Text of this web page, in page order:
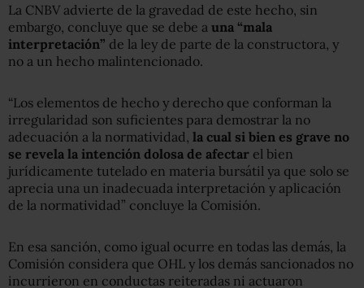
La CNBV advierte de la gravedad de este hecho, sin
embargo, concluye que se debe a una “mala
interpretación” de la ley de parte de la constructora, y
no a un hecho malintencionado.
“Los elementos de hecho y derecho que conforman la
irregularidad son suficientes para demostrar la no
adecuación a la normatividad, la cual si bien es grave no
se revela la intención dolosa de afectar el bien
jurídicamente tutelado en materia bursátil ya que solo se
aprecia una un inadecuada interpretación y aplicación
de la normatividad” concluye la Comisión.
En esa sanción, como igual ocurre en todas las demás, la
Comisión considera que OHL y los demás sancionados no
incurrieron en conductas reiteradas ni actuaron